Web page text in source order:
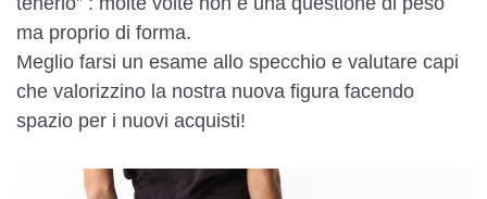
ma proprio di forma.
Meglio farsi un esame allo specchio e valutare capi
che valorizzino la nostra nuova figura facendo
spazio per i nuovi acquisti!